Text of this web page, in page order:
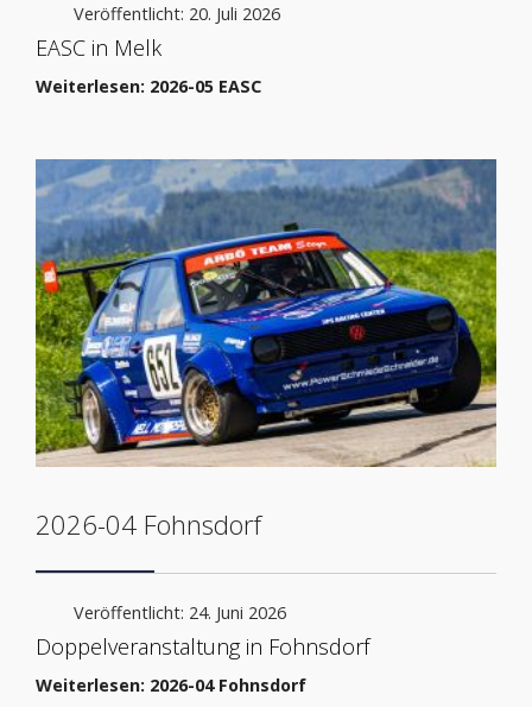
Veröffentlicht: 20. Juli 2026
EASC in Melk
Weiterlesen: 2026-05 EASC
2026-04 Fohnsdorf
Veröffentlicht: 24. Juni 2026
Doppelveranstaltung in Fohnsdorf
Weiterlesen: 2026-04 Fohnsdorf